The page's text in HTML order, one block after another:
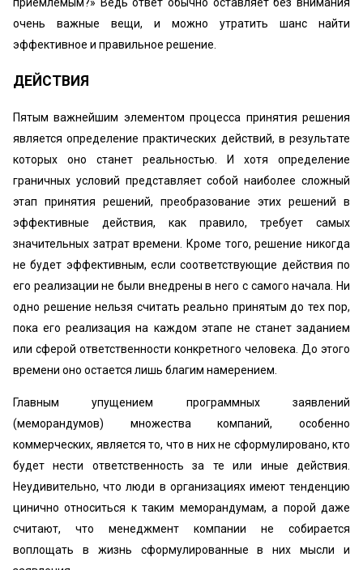
очень важные вещи, и можно утратить шанс найти
эффективное и правильное решение.
ДЕЙСТВИЯ
Пятым важнейшим элементом процесса принятия решения
является определение практических действий, в результате
которых оно станет реальностью. И хотя определение
граничных условий представляет собой наиболее сложный
этап принятия решений, преобразование этих решений в
эффективные действия, как правило, требует самых
значительных затрат времени. Кроме того, решение никогда
не будет эффективным, если соответствующие действия по
его реализации не были внедрены в него с самого начала. Ни
одно решение нельзя считать реально принятым до тех пор,
пока его реализация на каждом этапе не станет заданием
или сферой ответственности конкретного человека. До этого
времени оно остается лишь благим намерением.
Главным упущением программных заявлений
(меморандумов) множества компаний, особенно
коммерческих, является то, что в них не сформулировано, кто
будет нести ответственность за те или иные действия.
Неудивительно, что люди в организациях имеют тенденцию
цинично относиться к таким меморандумам, а порой даже
считают, что менеджмент компании не собирается
воплощать в жизнь сформулированные в них мысли и